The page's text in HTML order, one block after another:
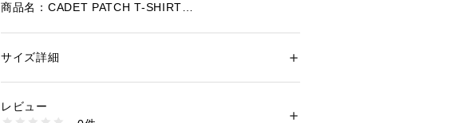
商品名：CADET PATCH T-SHIRT
・ミリタリーテイストの半袖Tシャツ
性別：メンズ
洗濯：30℃非常に弱い 漂白× アイロン150℃ ドライ× タンブル乾
サイズ詳細
レビュー